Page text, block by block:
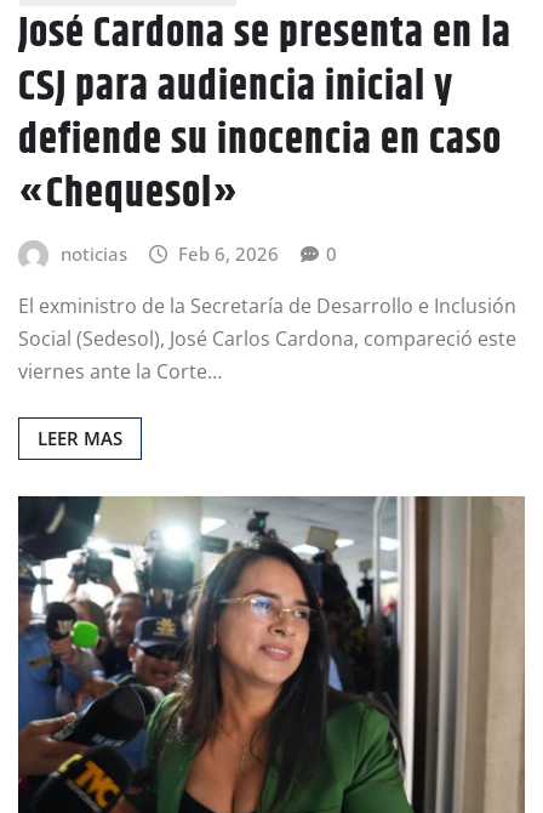
José Cardona se presenta en la
CSJ para audiencia inicial y
defiende su inocencia en caso
«Chequesol»
noticias Feb 6, 2026 0
El exministro de la Secretaría de Desarrollo e Inclusión
Social (Sedesol), José Carlos Cardona, compareció este
viernes ante la Corte…
LEER MAS